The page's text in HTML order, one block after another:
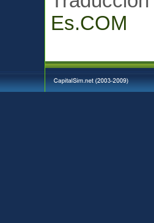
Es.COM